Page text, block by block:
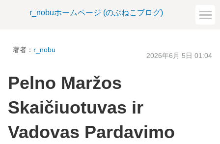
r_nobuホームページ (のぶねこブログ)
著者： r_nobu
2026年6月 5日 01:04
Pelno Maržos
Skaičiuotuvas ir
Vadovas Pardavimo